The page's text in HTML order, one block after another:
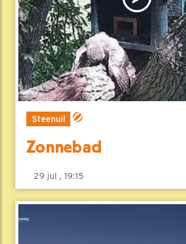
Steenuil
Zonnebad
29 jul , 19:15